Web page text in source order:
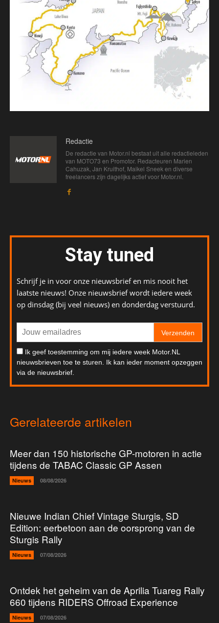
Redactie
De redactie van Motor.nl bestaat uit alle redactieleden
van MOTO73 en Promotor. Redacteuren Marien
Cahuzak, Jan Kruithof, Maikel Sneek en diverse
freelancers zijn dagelijks actief voor Motor.nl.
Stay tuned
Schrijf je in voor onze nieuwsbrief en mis nooit het
laatste nieuws! Onze nieuwsbrief wordt iedere week
op dinsdag (bij veel nieuws) en donderdag verstuurd.
Verzenden
Ik geef toestemming om mij iedere week Motor.NL
nieuwsbrieven toe te sturen. Ik kan ieder moment opzeggen
via de nieuwsbrief.
Gerelateerde artikelen
Meer dan 150 historische GP-motoren in actie
tijdens de TABAC Classic GP Assen
Nieuws 08/08/2026
Nieuwe Indian Chief Vintage Sturgis, SD
Edition: eerbetoon aan de oorsprong van de
Sturgis Rally
Nieuws 07/08/2026
Ontdek het geheim van de Aprilia Tuareg Rally
660 tijdens RIDERS Offroad Experience
Nieuws 07/08/2026